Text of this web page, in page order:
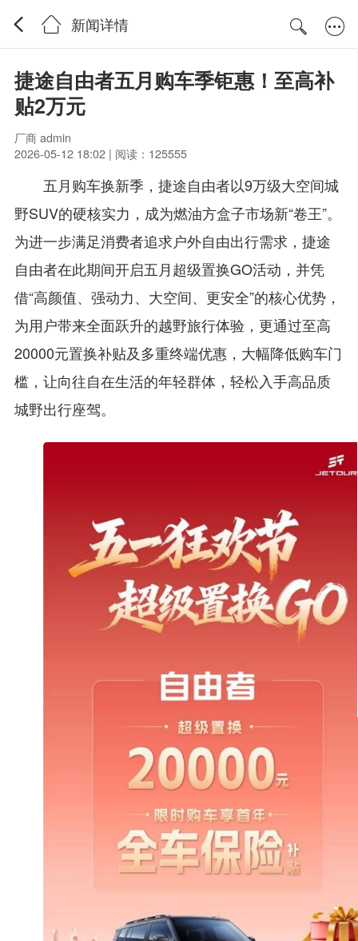
新闻详情
捷途自由者五月购车季钜惠！至高补
贴2万元
厂商 admin
2026-05-12 18:02 | 阅读：125555
五月购车换新季，捷途自由者以9万级大空间城
野SUV的硬核实力，成为燃油方盒子市场新“卷王”。
为进一步满足消费者追求户外自由出行需求，捷途
自由者在此期间开启五月超级置换GO活动，并凭
借“高颜值、强动力、大空间、更安全”的核心优势，
为用户带来全面跃升的越野旅行体验，更通过至高
20000元置换补贴及多重终端优惠，大幅降低购车门
槛，让向往自在生活的年轻群体，轻松入手高品质
城野出行座驾。